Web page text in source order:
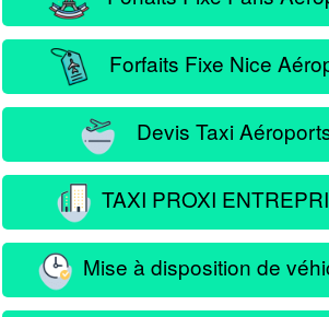
Forfaits Fixe Nice
Devis Taxi
TAXI PROXI
Mise à disposition de